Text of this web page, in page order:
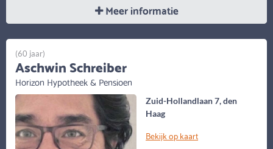
Meer informatie
Zuid-Hollandlaan 7, den
Haag
Bekijk op kaart
(60 jaar)
Aschwin Schreiber
Horizon Hypotheek & Pensioen